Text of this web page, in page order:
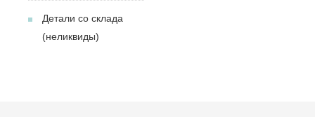
Детали со склада
(неликвиды)